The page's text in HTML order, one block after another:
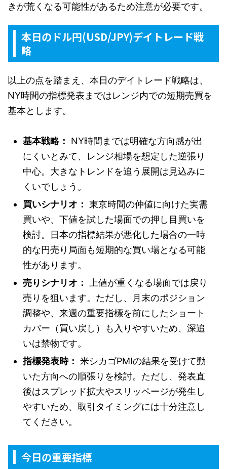
きが荒くなる可能性があるため注意が必要です。
本日のドル円(USD/JPY)デイトレード戦
略
以上の点を踏まえ、本日のデイトレード戦略は、
NY時間の指標発表まではレンジ内での短期売買を
基本とします。
基本戦略：
NY時間までは明確な方向感が出
にくいとみて、レンジ相場を想定した逆張り
中心。大きなトレンドを追う展開は見込みに
くいでしょう。
買いシナリオ： 東京時間の仲値に向けた実需
買いや、下値を試した場面での押し目買いを
検討。日本の指標結果が悪化した場合の一時
的な円売り局面も短期的な買い場となる可能
性があります。
売りシナリオ：
上値が重くなる場面では戻り
売りを狙います。ただし、月末のポジション
調整や、来週の重要指標を前にしたショート
カバー（買い戻し）も入りやすいため、深追
いは禁物です。
指標発表時： 米シカゴPMIの結果を受けて動
いた方向への順張りを検討。ただし、発表直
後はスプレッド拡大やスリッページが発生し
やすいため、取引タイミングには十分注意し
てください。
今日の重要指標